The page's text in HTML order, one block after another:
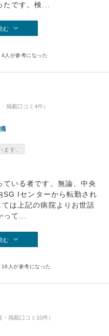
です。検...
む
4人が参考になった
掲載口コミ4件）
す。
いる者です。無論、中央
SG Iセンターから転勤され
は上記の病院よりお世話
て...
む
16人が参考になった
掲載口コミ10件）